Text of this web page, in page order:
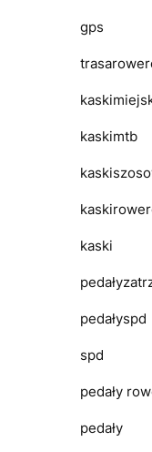
gps
kaskimtb
kaski
pedałyspd
spd
pedały
pedały